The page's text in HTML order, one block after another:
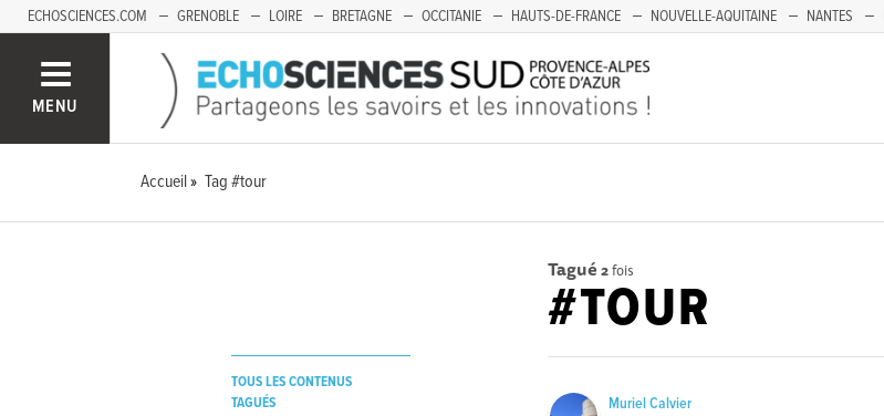
ECHOSCIENCES.COM GRENOBLE LOIRE BRETAGNE OCCITANIE HAUTS-DE-FRANCE NOUVELLE-AQUITAINE NANTES
MENU
Accueil Tag #tour
TOUS LES CONTENUS
TAGUÉS
Tagué 2fois
#TOUR
Muriel Calvier